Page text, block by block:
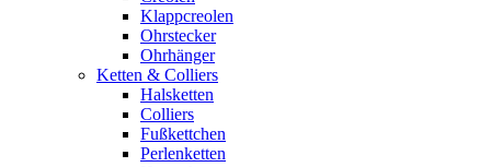
Klappcreolen
Ohrstecker
Ohrhänger
Ketten & Colliers
Halsketten
Colliers
Fußkettchen
Perlenketten